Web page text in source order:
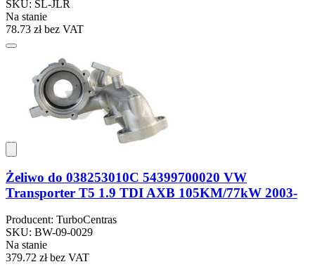
SKU: SL-JLR
Na stanie
78.73 złbez VAT
Żeliwo do 038253010C 54399700020 VW
Transporter T5 1.9 TDI AXB 105KM/77kW 2003-
Producent: TurboCentras
SKU: BW-09-0029
Na stanie
379.72 złbez VAT